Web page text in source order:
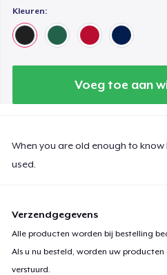
Kleuren:
Voeg toe aan
When you are old enough to
used.
Verzendgegevens
Alle producten worden bij bestelling
Als u nu besteld, worden uw
verstuurd.